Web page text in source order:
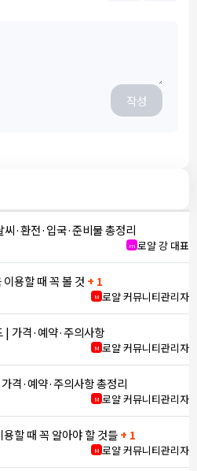
작성
·환전·입국·준비물 총정리
m 로얄 강 대표
용할 때 꼭 볼 것 + 1
M 로얄 커뮤니티관리자
| 가격·예약·주의사항
M 로얄 커뮤니티관리자
격·예약·주의사항 총정리
M 로얄 커뮤니티관리자
할 때 꼭 알아야 할 것들+ 1
M 로얄 커뮤니티관리자